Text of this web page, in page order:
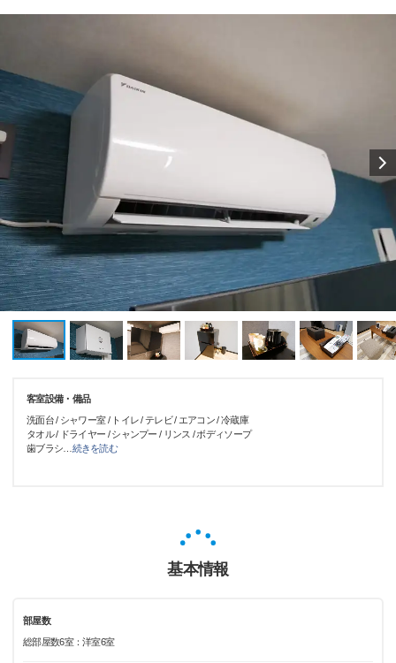
客室設備・備品
洗面台 / シャワー室 / トイレ / テレビ / エアコン / 冷蔵庫
タオル / ドライヤー / シャンプー / リンス / ボディソープ
歯ブラシ
続きを読む
基本情報
部屋数
総部屋数6室：洋室6室